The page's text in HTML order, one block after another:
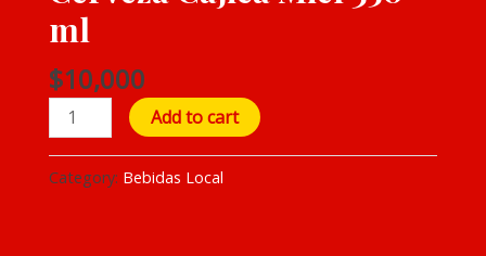
ml
$10,000
quantity
Add to cart
Category: Bebidas Local